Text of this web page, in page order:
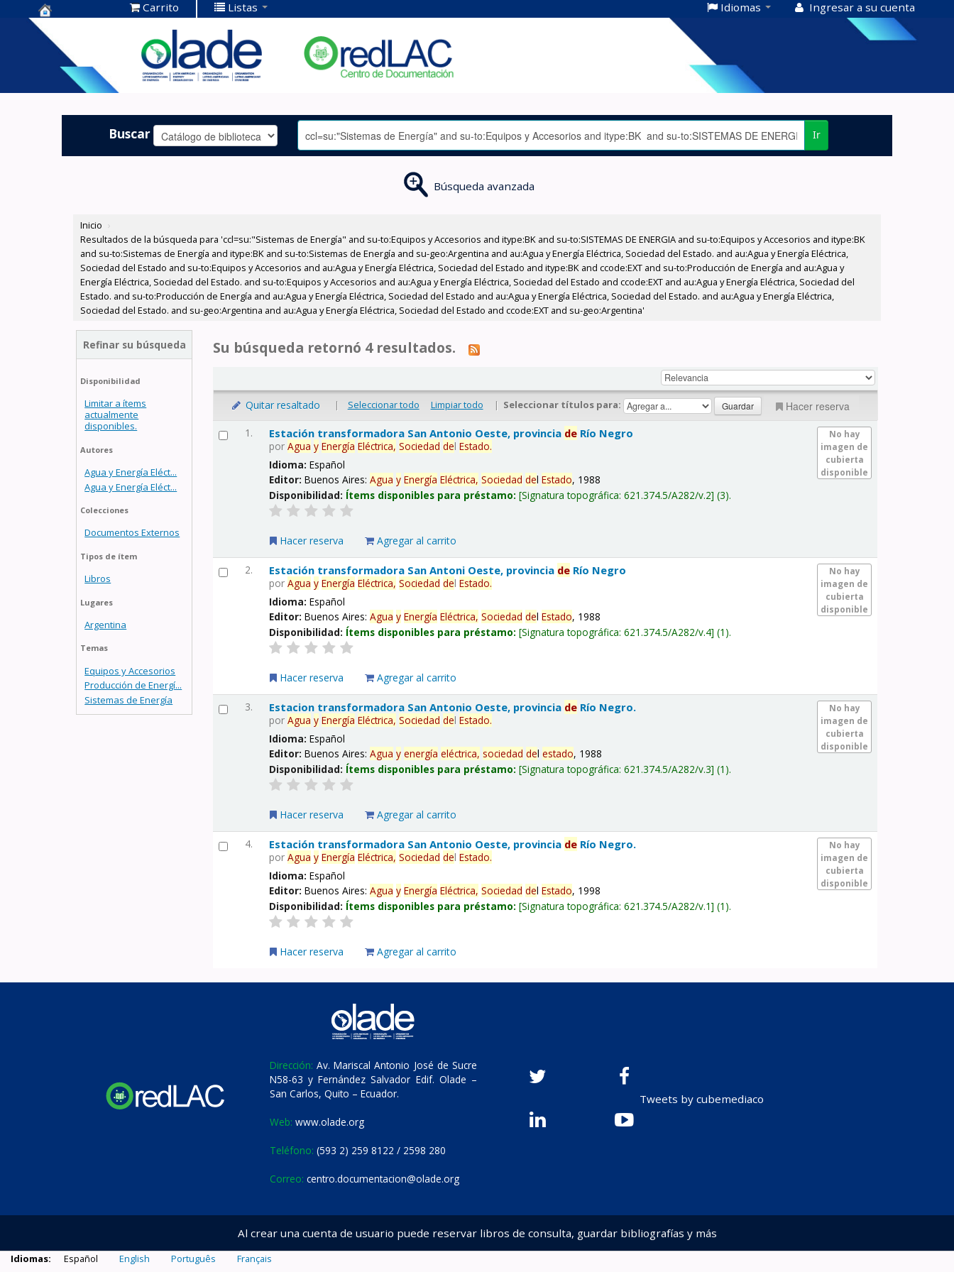
Centro de
Documentación
OLADE -
Carrito Listas Idiomas Ingresar a su cuenta
Buscar Ir
Búsqueda avanzada
Inicio ›
Resultados de la búsqueda para 'ccl=su:"Sistemas de Energía" and su-to:Equipos y Accesorios and itype:BK and su-to:SISTEMAS DE ENERGIA and su-to:Equipos y Accesorios and itype:BK
and su-to:Sistemas de Energía and itype:BK and su-to:Sistemas de Energía and su-geo:Argentina and au:Agua y Energía Eléctrica, Sociedad del Estado. and au:Agua y Energía Eléctrica,
Sociedad del Estado and su-to:Equipos y Accesorios and au:Agua y Energía Eléctrica, Sociedad del Estado and itype:BK and ccode:EXT and su-to:Producción de Energía and au:Agua y
Energía Eléctrica, Sociedad del Estado. and su-to:Equipos y Accesorios and au:Agua y Energía Eléctrica, Sociedad del Estado and ccode:EXT and au:Agua y Energía Eléctrica, Sociedad del
Estado. and su-to:Producción de Energía and au:Agua y Energía Eléctrica, Sociedad del Estado and au:Agua y Energía Eléctrica, Sociedad del Estado. and au:Agua y Energía Eléctrica,
Sociedad del Estado. and su-geo:Argentina and au:Agua y Energía Eléctrica, Sociedad del Estado and ccode:EXT and su-geo:Argentina'
Refinar su búsqueda
Disponibilidad
Limitar a ítems
actualmente
disponibles.
Autores
Agua y Energía Eléct...
Agua y Energía Eléct...
Colecciones
Documentos Externos
Tipos de ítem
Libros
Lugares
Argentina
Temas
Equipos y Accesorios
Producción de Energí...
Sistemas de Energía
Su búsqueda retornó 4 resultados.
Quitar resaltado | Seleccionar todo Limpiar todo | Seleccionar títulos para: Hacer reserva
1.
No hay
imagen de
cubierta
disponible
Estación transformadora San Antonio Oeste, provincia de Río Negro
porAgua y Energía Eléctrica, Sociedad delEstado.
Idioma:Español
Editor:Buenos Aires:Agua y Energía Eléctrica, Sociedad delEstado, 1988
Disponibilidad: Ítems disponibles para préstamo: Signatura topográfica:621.374.5/A282/v.2 (3).
Hacer reserva Agregar al carrito
2.
No hay
imagen de
cubierta
disponible
Estación transformadora San Antoni Oeste, provincia de Río Negro
porAgua y Energía Eléctrica, Sociedad delEstado.
Idioma:Español
Editor:Buenos Aires:Agua y Energía Eléctrica, Sociedad delEstado, 1988
Disponibilidad: Ítems disponibles para préstamo: Signatura topográfica:621.374.5/A282/v.4 (1).
Hacer reserva Agregar al carrito
3.
No hay
imagen de
cubierta
disponible
Estacion transformadora San Antonio Oeste, provincia de Río Negro.
porAgua y Energía Eléctrica, Sociedad delEstado.
Idioma:Español
Editor:Buenos Aires:Agua y energía eléctrica, sociedad delestado, 1988
Disponibilidad: Ítems disponibles para préstamo: Signatura topográfica:621.374.5/A282/v.3 (1).
Hacer reserva Agregar al carrito
4.
No hay
imagen de
cubierta
disponible
Estación transformadora San Antonio Oeste, provincia de Río Negro.
porAgua y Energía Eléctrica, Sociedad delEstado.
Idioma:Español
Editor:Buenos Aires:Agua y Energía Eléctrica, Sociedad delEstado, 1998
Disponibilidad: Ítems disponibles para préstamo: Signatura topográfica:621.374.5/A282/v.1 (1).
Hacer reserva Agregar al carrito
Dirección: Av. Mariscal Antonio José de Sucre
N58-63 y Fernández Salvador Edif. Olade –
San Carlos, Quito – Ecuador.
Web: www.olade.org
Teléfono: (593 2) 259 8122 / 2598 280
Correo: centro.documentacion@olade.org
Tweets by cubemediaco
Al crear una cuenta de usuario puede reservar libros de consulta, guardar bibliografías y más
Idiomas: Español English Português Français